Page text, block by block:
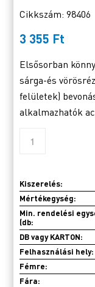
Cikkszám: 98406
3 355 Ft
Elsősorban
sárga-és
felületek)
alkalmazhatók
Kiszerelés:
Mértékegység:
Min. rendelési
(db:
DB vagy KARTON:
Felhasználási hely:
Fémre:
Fára: